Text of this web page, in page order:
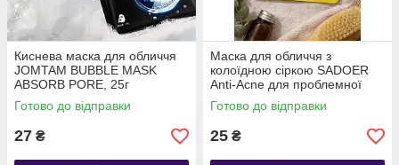
Киснева маска для обличчя
JOMTAM BUBBLE MASK
ABSORB PORE, 25г
Готово до відправки
27 ₴
Маска для обличчя з
колоїдною сіркою SADOER
Anti-Acne для проблемної
шкіри, 25 г
Готово до відправки
25 ₴